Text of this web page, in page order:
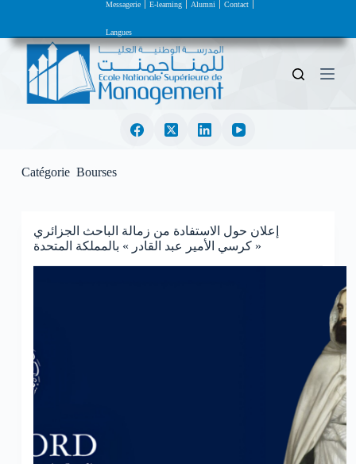
s
Messagerie E-learning Alumni Contact
Langues
Catégorie Bourses
إعلان حول الاستفادة من زمالة الباحث الجزائري
« كرسي الأمير عبد القادر » بالمملكة المتحدة